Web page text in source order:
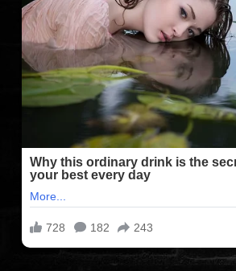
FILMEK (2025-ÖS)
FILMEK (2024-ES)
FILMEK (2023-AS)
FILMEK (2022-ES)
FELIRATOS FILMEK